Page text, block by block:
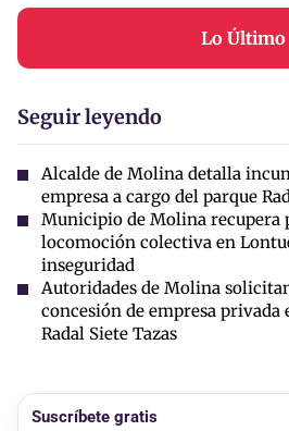
Lo Último
Seguir leyendo
Alcalde de Molina detalla
empresa a cargo del parque
Municipio de Molina recupera
locomoción colectiva en
inseguridad
Autoridades de Molina
concesión de empresa privada
Radal Siete Tazas
Suscríbete gratis